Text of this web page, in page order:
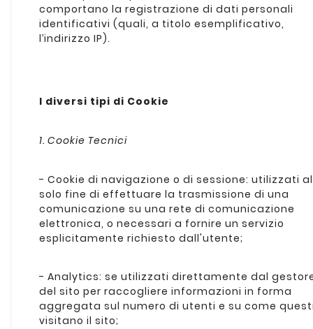
comportano la registrazione di dati personali
identificativi (quali, a titolo esemplificativo,
l’indirizzo IP).
I diversi tipi di Cookie
1. Cookie Tecnici
- Cookie di navigazione o di sessione: utilizzati al
solo fine di effettuare la trasmissione di una
comunicazione su una rete di comunicazione
elettronica, o necessari a fornire un servizio
esplicitamente richiesto dall'utente;
- Analytics: se utilizzati direttamente dal
del sito per raccogliere informazioni in forma
aggregata sul numero di utenti e su come
visitano il sito;